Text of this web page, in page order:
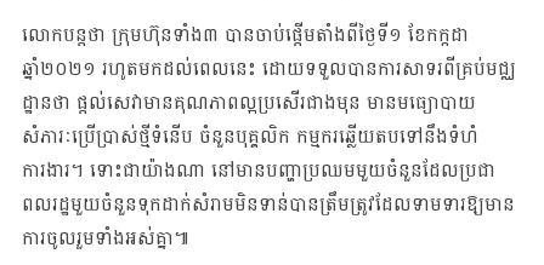
លោកបន្តថា ក្រុមហ៊ុនទាំង៣ បានចាប់ផ្តើមតាំងពី​ថ្ងៃទី១ ខែកក្កដា
ឆ្នាំ២០២១ រហូត​មក​ដល់​ពេល​នេះ ដោយ​ទទួល​បានការសាទរ​ពីគ្រប់មជ្ឈ
ដ្ឋានថា ផ្ដល់សេវាមាន​គុណភាព​ល្អ​ប្រសើរ​ជាង​មុន​ មានមធ្យោបាយ
សំភារៈប្រើប្រាស់ថ្មីទំនើប ចំនួនបុគ្គលិក កម្មក​រ​ឆ្លើយ​តប​ទៅ​នឹង​ទំហំ​
ការងារ​។ ទោះជាយ៉ាងណា នៅមានបញ្ហា​ប្រឈម​មួយ​ចំនួន​ដែល​ប្រជា
ពលរដ្ឋ​មួយ​ចំនួន​ទុក​ដាក់​សំរាម​មិន​ទាន់​បាន​ត្រឹមត្រូវដែលទាមទារឱ្យមាន
ការចូលរួមទាំងអស់គ្នា៕